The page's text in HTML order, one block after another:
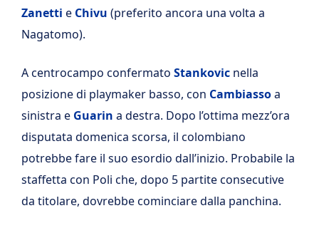
Zanetti e Chivu (preferito ancora una volta a
Nagatomo).
A centrocampo confermato Stankovic nella
posizione di playmaker basso, con Cambiassoa
sinistra e Guarin a destra. Dopo l’ottima mezz’ora
disputata domenica scorsa, il colombiano
potrebbe fare il suo esordio dall’inizio. Probabile la
staffetta con Poli che, dopo 5 partite consecutive
da titolare, dovrebbe cominciare dalla panchina.